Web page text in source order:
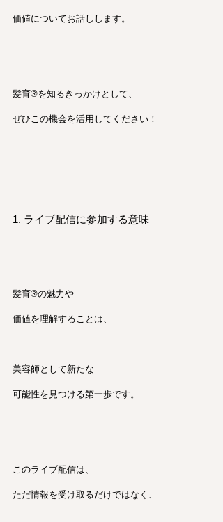
価値についてお話しします。
髪育®︎を知るきっかけとして、
ぜひこの機会を活用してください！
1. ライブ配信に参加する意味
髪育®︎の魅力や
価値を理解することは、
美容師として新たな
可能性を見つける第一歩です。
このライブ配信は、
ただ情報を受け取るだけではなく、